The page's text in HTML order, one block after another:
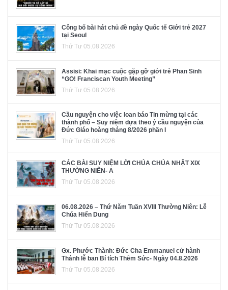
Công bố bài hát chủ đề ngày Quốc tế Giới trẻ 2027
tại Seoul
Thứ Tư 05.08.2026
Assisi: Khai mạc cuộc gặp gỡ giới trẻ Phan Sinh
“GO! Franciscan Youth Meeting”
Thứ Tư 05.08.2026
Cầu nguyện cho việc loan báo Tin mừng tại các
thành phố – Suy niệm dựa theo ý cầu nguyện của
Đức Giáo hoàng tháng 8/2026 phần I
Thứ Tư 05.08.2026
CÁC BÀI SUY NIỆM LỜI CHÚA CHÚA NHẬT XIX
THƯỜNG NIÊN- A
Thứ Tư 05.08.2026
06.08.2026 – Thứ Năm Tuần XVIII Thường Niên: Lễ
Chúa Hiển Dung
Thứ Tư 05.08.2026
Gx. Phước Thành: Đức Cha Emmanuel cử hành
Thánh lễ ban Bí tích Thêm Sức- Ngày 04.8.2026
Thứ Tư 05.08.2026